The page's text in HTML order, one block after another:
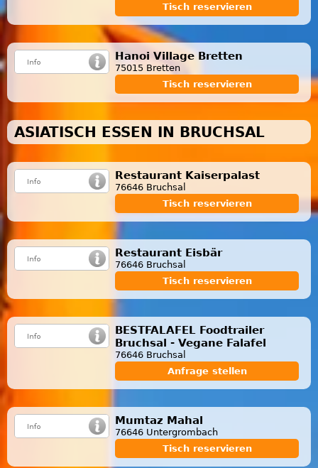
Tisch reservieren
Hanoi Village Bretten
75015 Bretten
Tisch reservieren
ASIATISCH ESSEN IN BRUCHSAL
Restaurant Kaiserpalast
76646 Bruchsal
Tisch reservieren
Restaurant Eisbär
76646 Bruchsal
Tisch reservieren
BESTFALAFEL Foodtrailer
Bruchsal - Vegane Falafel
76646 Bruchsal
Anfrage stellen
Mumtaz Mahal
76646 Untergrombach
Tisch reservieren